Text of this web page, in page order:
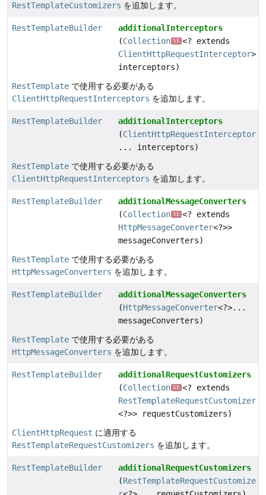
RestTemplateCustomizers を追加します。
RestTemplateBuilder
additionalInterceptors
(Collection SE <? extends
ClientHttpRequestInterceptor>
interceptors)
RestTemplate で使用する必要がある
ClientHttpRequestInterceptors を追加します。
RestTemplateBuilder
additionalInterceptors
(ClientHttpRequestInterceptor
... interceptors)
RestTemplate で使用する必要がある
ClientHttpRequestInterceptors を追加します。
RestTemplateBuilder
additionalMessageConverters
(Collection SE <? extends
HttpMessageConverter<?>>
messageConverters)
RestTemplate で使用する必要がある
HttpMessageConverters を追加します。
RestTemplateBuilder
additionalMessageConverters
(HttpMessageConverter<?>...
messageConverters)
RestTemplate で使用する必要がある
HttpMessageConverters を追加します。
RestTemplateBuilder
additionalRequestCustomizers
(Collection SE <? extends
RestTemplateRequestCustomizer
<?>> requestCustomizers)
ClientHttpRequest に適用する
RestTemplateRequestCustomizers を追加します。
RestTemplateBuilder
additionalRequestCustomizers
(RestTemplateRequestCustomize